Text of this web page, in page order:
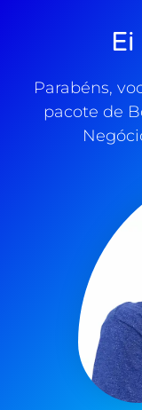
Parabéns,
pacote de